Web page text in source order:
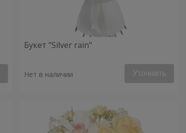
Букет "Silver rain"
Нет в наличии Уточнить